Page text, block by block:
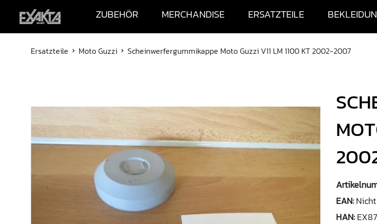
ZUBEHÖR MERCHANDISE ERSATZTEILE
Ersatzteile Moto Guzzi Scheinwerfergummikappe Moto Guzzi V11 LM 1100 KT 2002-2007
EAN:
HAN: